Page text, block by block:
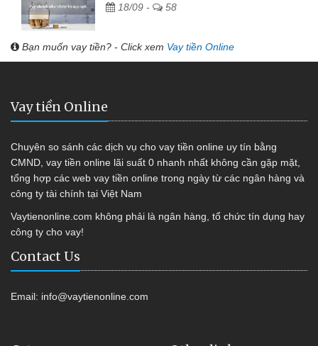
18/09 - 58
Bạn muốn vay tiền? - Click xem Vay tiền Online
Vay tiền Online
Chuyên so sánh các dịch vụ cho vay tiền online uy tín bằng
CMND, vay tiền online lãi suất 0 nhanh nhất không cần gặp mặt,
tổng hợp các web vay tiền online trong ngày từ các ngân hàng và
công ty tài chính tại Việt Nam
Vaytienonline.com không phải là ngân hàng, tổ chức tín dụng hay
công ty cho vay!
Contact Us
Email: info@vaytienonline.com